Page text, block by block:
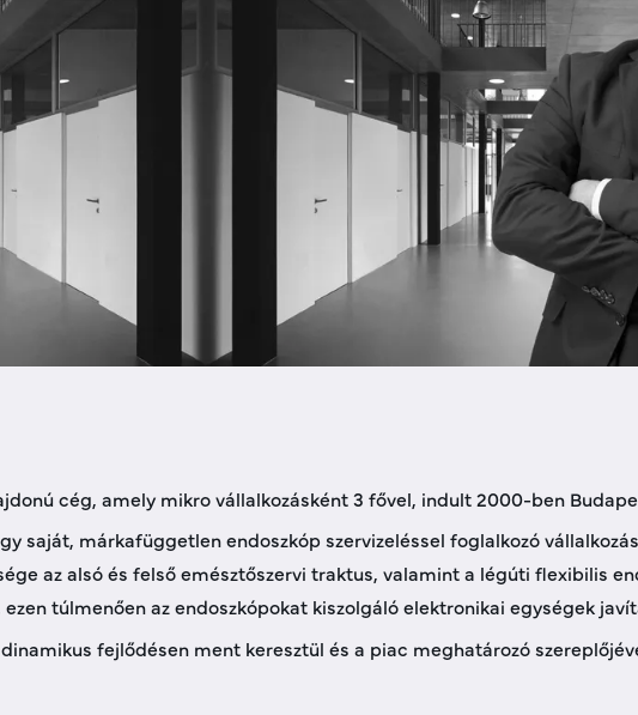
cég, amely mikro vállalkozásként 3 fővel, indult 2000-ben
saját, márkafüggetlen endoszkóp szervizeléssel foglalkozó
az alsó és felső emésztőszervi traktus, valamint a légúti flexibilis
túlmenően az endoszkópokat kiszolgáló elektronikai egységek
fejlődésen ment keresztül és a piac meghatározó